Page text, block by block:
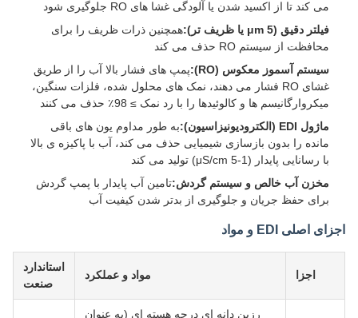
می کند تا از اکسید شدن یا آلودگی غشا های RO جلوگیری شود
فیلتر دقیق (5 μm یا ظریف تر):
همچنین ذرات ظریف را برای
محافظت از سیستم RO حذف می کند
سیستم آسموز معکوس (RO):
پمپ های فشار بالا آب را از طریق
غشای RO فشار می دهند، نمک های محلول شده، فلزات سنگین،
میکروارگانیسم ها و کالوئیدها را با رد نمک ≥ 98٪ حذف می کنند
ماژول EDI (الکترودیونیزاسیون):
به طور مداوم یون های باقی
مانده را بدون بازسازی شیمیایی حذف می کند، آب با پاکیزه ی بالا
با رسانایی پایدار (1-5 μS/cm) تولید می کند
مخزن آب خالص و سیستم گردش:تامین آب پایدار با پمپ گردش
برای حفظ جریان و جلوگیری از بدتر شدن کیفیت آب
اجزای اصلی EDI و مواد
اجزا مواد و عملکرد
استاندارد
صنعت
رزین دانه ای درجه هسته ای (به عنوان